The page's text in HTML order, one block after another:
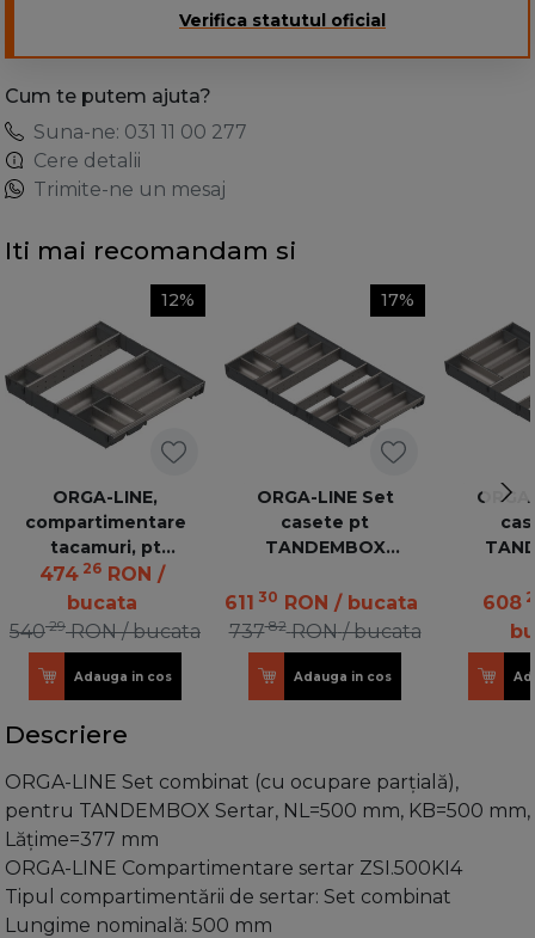
Verifica statutul oficial
Cum te putem ajuta?
Suna-ne: 031 11 00 277
Cere detalii
Trimite-ne un mesaj
Iti mai recomandam si
12%
ORGA-LINE,
compartimentare
tacamuri, pt
TANDEMBOX lungime
500 mm, latime 600
mm - ocupare
completa,otel inox/gri
474 26 RON /
bucata
54029 RON / bucata
Adauga in cos
17%
ORGA-LINE Set
casete pt
TANDEMBOX
Inox periat+gri inchis
ZSI.90VEI6 ORGA-
LINE
611 30 RON / bucata
73782 RON / bucata
Adauga in cos
Inox608
Descriere
ORGA-LINE Set combinat (cu ocupare parţială),
pentru TANDEMBOX Sertar, NL=500 mm, KB=500 mm,
Lăţime=377 mm
ORGA-LINE Compartimentare sertar ZSI.500KI4
Tipul compartimentării de sertar: Set combinat
Lungime nominală: 500 mm